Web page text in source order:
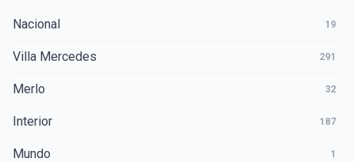
Nacional 19
Villa Mercedes 291
Merlo 32
Interior 187
Mundo 1